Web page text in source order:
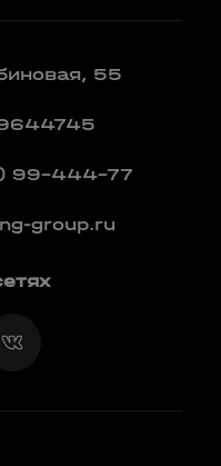
55
99-444-77
group.ru